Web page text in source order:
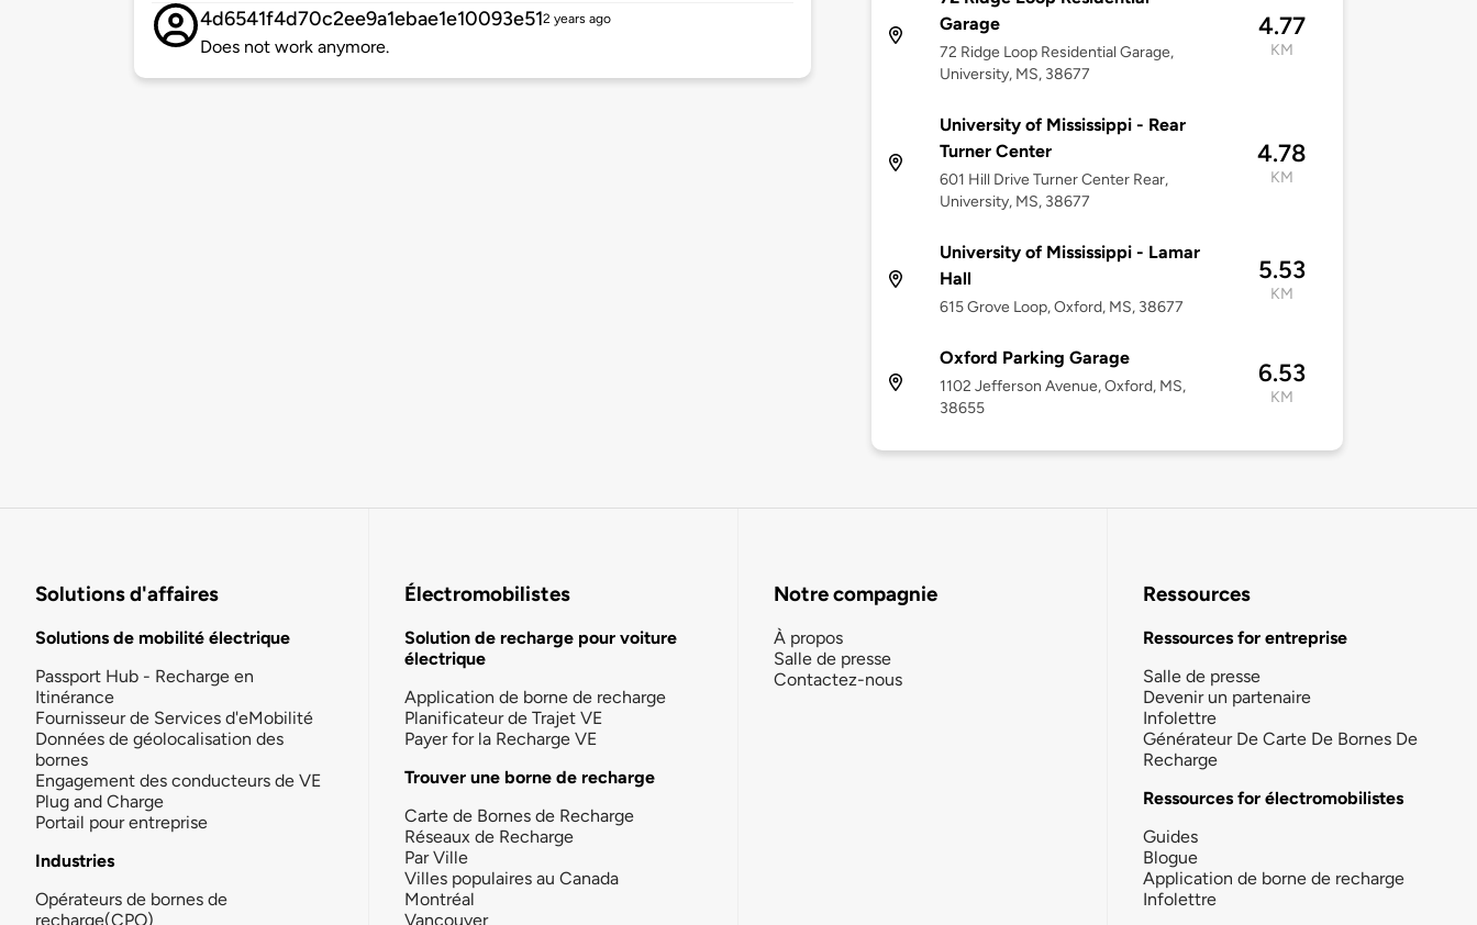
4d6541f4d70c2ee9a1ebae1e10093e512 years ago
Does not work anymore.
Garage
72 Ridge Loop Residential Garage,
University, MS, 38677
4.77
KM
University of Mississippi - Rear
Turner Center
601 Hill Drive Turner Center Rear,
University, MS, 38677
4.78
KM
University of Mississippi - Lamar
Hall
615 Grove Loop, Oxford, MS, 38677
5.53
KM
Oxford Parking Garage
1102 Jefferson Avenue, Oxford, MS,
38655
6.53
KM
Solutions d'affaires
Solutions de mobilité électrique
Passport Hub - Recharge en
Itinérance
Fournisseur de Services d'eMobilité
Données de géolocalisation des
bornes
Engagement des conducteurs de VE
Plug and Charge
Portail pour entreprise
Industries
Opérateurs de bornes de
recharge(CPO)
Électromobilistes
Solution de recharge pour voiture
électrique
Application de borne de recharge
Planificateur de Trajet VE
Payer for la Recharge VE
Trouver une borne de recharge
Carte de Bornes de Recharge
Réseaux de Recharge
Par Ville
Villes populaires au Canada
Montréal
Vancouver
Notre compagnie
À propos
Salle de presse
Contactez-nous
Ressources
Ressources for entreprise
Salle de presse
Devenir un partenaire
Infolettre
Générateur De Carte De Bornes De
Recharge
Ressources for électromobilistes
Guides
Blogue
Application de borne de recharge
Infolettre